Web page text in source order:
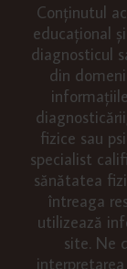
Conținutul
educațional
diagnosticul
din
fizice sau
specialist
sănătatea
întreaga
utilizează
site. Ne